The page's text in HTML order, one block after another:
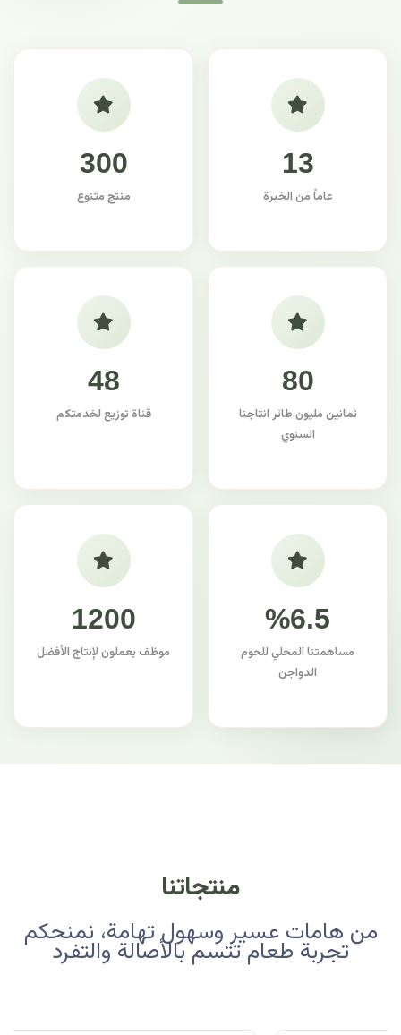
13
عاماً من الخبرة
300
منتج متنوع
80
ثمانين مليون طائر انتاجنا
السنوي
48
قناة توزيع لخدمتكم
%6.5
مساهمتنا المحلي للحوم
الدواجن
1200
موظف يعملون لإنتاج الأفضل
منتجاتنا
من هامات عسير وسهول تهامة، نمنحكم
تجربة طعام تتسم بالأصالة والتفرد